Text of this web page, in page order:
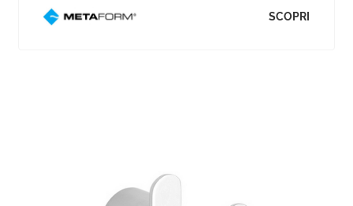
SCOPRI